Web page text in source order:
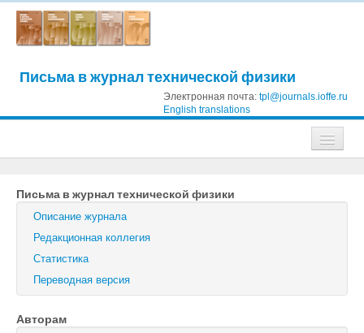
Письма в журнал технической физики
Электронная почта: tpl@journals.ioffe.ru
English translations
Журнал технической физики
Письма в Журнал технической физики
Физика твердого тела
Физика и техника полупроводников
Оптика и спектроскопия
Письма в журнал технической физики
Описание журнала
Редакционная коллегия
Статистика
Переводная версия
Авторам